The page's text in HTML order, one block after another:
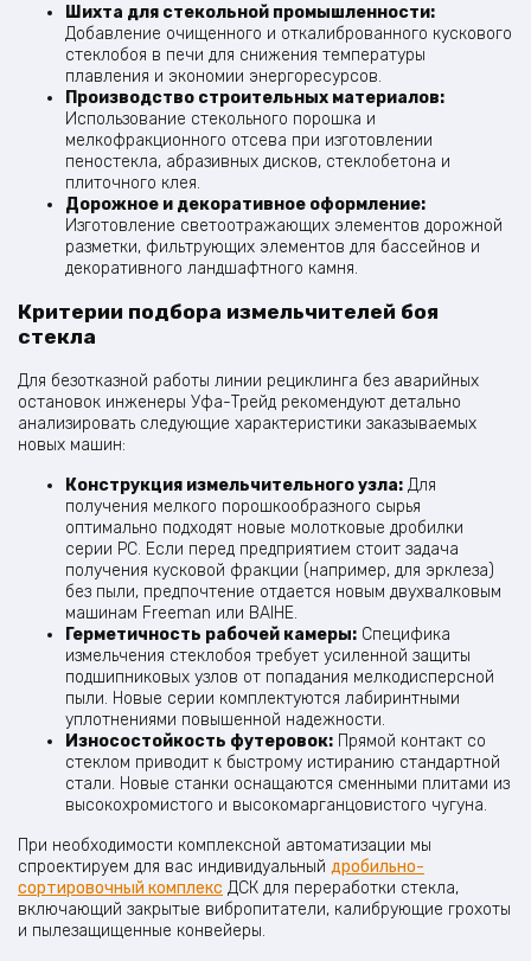
Шихта для стекольной промышленности:
Добавление очищенного и откалиброванного кускового
стеклобоя в печи для снижения температуры
плавления и экономии энергоресурсов.
Производство строительных материалов:
Использование стекольного порошка и
мелкофракционного отсева при изготовлении
пеностекла, абразивных дисков, стеклобетона и
плиточного клея.
Дорожное и декоративное оформление:
Изготовление светоотражающих элементов дорожной
разметки, фильтрующих элементов для бассейнов и
декоративного ландшафтного камня.
Критерии подбора измельчителей боя
стекла
Для безотказной работы линии рециклинга без аварийных
остановок инженеры Уфа-Трейд рекомендуют детально
анализировать следующие характеристики заказываемых
новых машин:
Конструкция измельчительного узла: Для
получения мелкого порошкообразного сырья
оптимально подходят новые молотковые дробилки
серии PC. Если перед предприятием стоит задача
получения кусковой фракции (например, для эрклеза)
без пыли, предпочтение отдается новым двухвалковым
машинам Freeman или BAIHE.
Герметичность рабочей камеры: Специфика
измельчения стеклобоя требует усиленной защиты
подшипниковых узлов от попадания мелкодисперсной
пыли. Новые серии комплектуются лабиринтными
уплотнениями повышенной надежности.
Износостойкость футеровок: Прямой контакт со
стеклом приводит к быстрому истиранию стандартной
стали. Новые станки оснащаются сменными плитами из
высокохромистого и высокомарганцовистого чугуна.
При необходимости комплексной автоматизации мы
спроектируем для вас индивидуальный дробильно-
сортировочный комплекс ДСК для переработки стекла,
включающий закрытые вибропитатели, калибрующие грохоты
и пылезащищенные конвейеры.